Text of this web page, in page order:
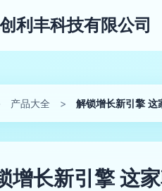
利丰科技有限公司
产品大全 > 解锁增长新引擎 这
增长新引擎 这